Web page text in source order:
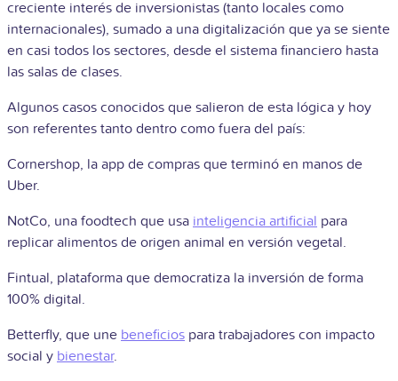
creciente interés de inversionistas (tanto locales como
internacionales), sumado a una digitalización que ya se siente
en casi todos los sectores, desde el sistema financiero hasta
las salas de clases.
Algunos casos conocidos que salieron de esta lógica y hoy
son referentes tanto dentro como fuera del país:
Cornershop, la app de compras que terminó en manos de
Uber.
NotCo, una foodtech que usa inteligencia artificial para
replicar alimentos de origen animal en versión vegetal.
Fintual, plataforma que democratiza la inversión de forma
100% digital.
Betterfly, que une beneficios para trabajadores con impacto
social y bienestar.